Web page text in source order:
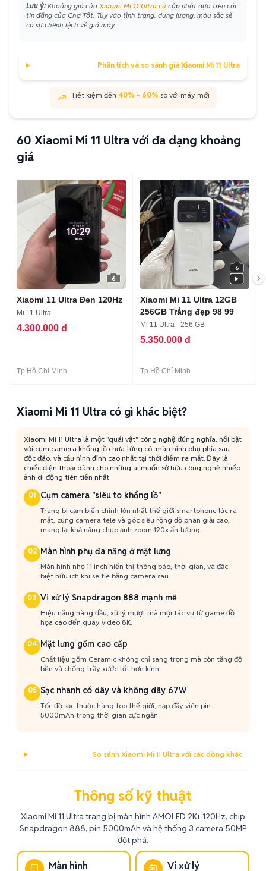
Lưu ý: Khoảng giá của Xiaomi Mi 11 Ultra cũ cập nhật dựa trên các
tin đăng của Chợ Tốt. Tùy vào tình trạng, dung lượng, màu sắc sẽ
có sự chênh lệch về giá máy.
Phân tích và so sánh giá Xiaomi Mi 11 Ultra
Tiết kiệm đến 40% - 60% so với máy mới
60 Xiaomi Mi 11 Ultra với đa dạng khoảng
giá
6
Xiaomi 11 Ultra Đen 120Hz
Mi 11 Ultra
4.300.000 đ
Tp Hồ Chí Minh
6
Xiaomi Mi 11 Ultra 12GB
256GB Trắng đẹp 98 99
Mi 11 Ultra - 256 GB
5.350.000 đ
Tp Hồ Chí Minh
Xiaomi Mi 11 Ultra có gì khác biệt?
Xiaomi Mi 11 Ultra là một "quái vật" công nghệ đúng nghĩa, nổi bật
với cụm camera khổng lồ chưa từng có, màn hình phụ phía sau
độc đáo, và cấu hình đỉnh cao nhất tại thời điểm ra mắt. Đây là
chiếc điện thoại dành cho những ai muốn sở hữu công nghệ nhiếp
ảnh di động tiên tiến nhất.
01 Cụm camera "siêu to khổng lồ"
Trang bị cảm biến chính lớn nhất thế giới smartphone lúc ra
mắt, cùng camera tele và góc siêu rộng độ phân giải cao,
mang lại khả năng chụp ảnh zoom 120x ấn tượng.
02 Màn hình phụ đa năng ở mặt lưng
Màn hình nhỏ 1.1 inch hiển thị thông báo, thời gian, và đặc
biệt hữu ích khi selfie bằng camera sau.
03 Vi xử lý Snapdragon 888 mạnh mẽ
Hiệu năng hàng đầu, xử lý mượt mà mọi tác vụ từ game đồ
họa cao đến quay video 8K.
04 Mặt lưng gốm cao cấp
Chất liệu gốm Ceramic không chỉ sang trọng mà còn tăng độ
bền và chống trầy xước tốt hơn kính.
05 Sạc nhanh có dây và không dây 67W
Tốc độ sạc thuộc hàng top thế giới, nạp đầy viên pin
5000mAh trong thời gian cực ngắn.
So sánh Xiaomi Mi 11 Ultra với các dòng khác
Thông số kỹ thuật
Xiaomi Mi 11 Ultra trang bị màn hình AMOLED 2K+ 120Hz, chip
Snapdragon 888, pin 5000mAh và hệ thống 3 camera 50MP
đột phá.
Màn hình Vi xử lý